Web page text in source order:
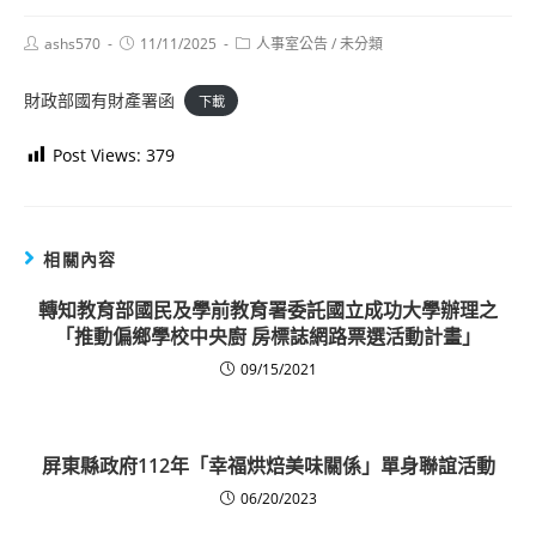
Postashs570
Post11/11/2025
Post人事室公告/未分類
財政部國有財產署函 下載
Post Views: 379
相關內容
轉知教育部國民及學前教育署委託國立成功大學辦理之
「推動偏鄉學校中央廚 房標誌網路票選活動計畫」
09/15/2021
屏東縣政府112年「幸福烘焙美味關係」單身聯誼活動
06/20/2023